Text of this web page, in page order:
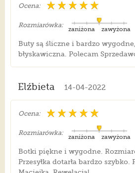
Ocena:
Rozmiarówka:
zawyżona
zaniżona
Buty są śliczne i bardzo wygodne,
błyskawiczna. Polecam
Elźbieta 14-04-2022
Ocena:
Rozmiarówka:
zawyżona
zaniżona
Botki piękne i wygodne.
Przesyłka dotarła bardzo